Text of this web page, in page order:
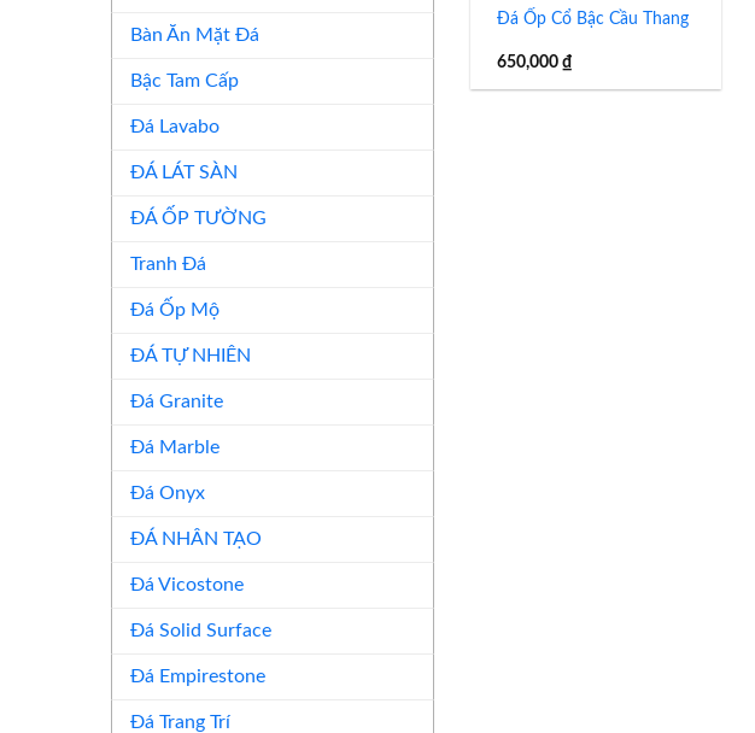
Bàn Ăn Mặt Đá
Bậc Tam Cấp
Đá Lavabo
ĐÁ LÁT SÀN
ĐÁ ỐP TƯỜNG
Tranh Đá
Đá Ốp Mộ
ĐÁ TỰ NHIÊN
Đá Granite
Đá Marble
Đá Onyx
ĐÁ NHÂN TẠO
Đá Vicostone
Đá Solid Surface
Đá Empirestone
Đá Trang Trí
Đá Ốp Cổ Bậc Cầu Thang
650,000 ₫